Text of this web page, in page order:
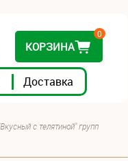
Доставка
КОРЗИНА
0
с телятиной" групп